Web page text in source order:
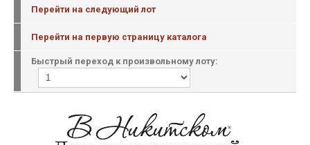
Перейти на следующий лот
Перейти на первую страницу каталога
Быстрый переход к произвольному лоту: